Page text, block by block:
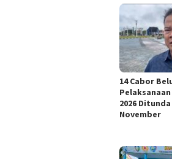
14 Cabor
2026
November